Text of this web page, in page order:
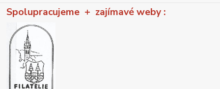
Spolupracujeme + zajímavé weby :